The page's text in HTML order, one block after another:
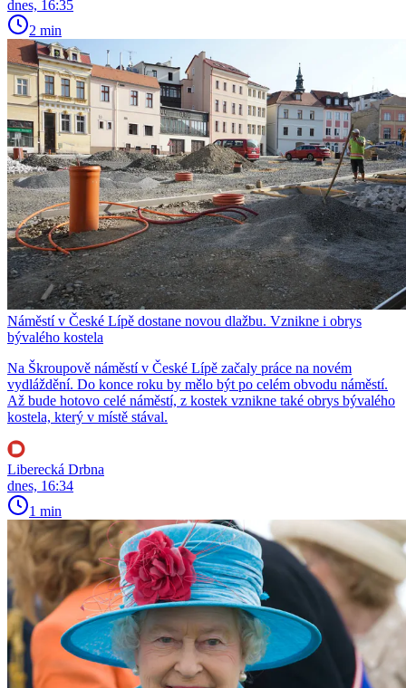
dnes, 16:35
2 min
Náměstí v České Lípě dostane novou dlažbu. Vznikne i obrys
bývalého kostela
Na Škroupově náměstí v České Lípě začaly práce na novém
vydláždění. Do konce roku by mělo být po celém obvodu náměstí.
Až bude hotovo celé náměstí, z kostek vznikne také obrys bývalého
kostela, který v místě stával.
Liberecká Drbna
dnes, 16:34
1 min